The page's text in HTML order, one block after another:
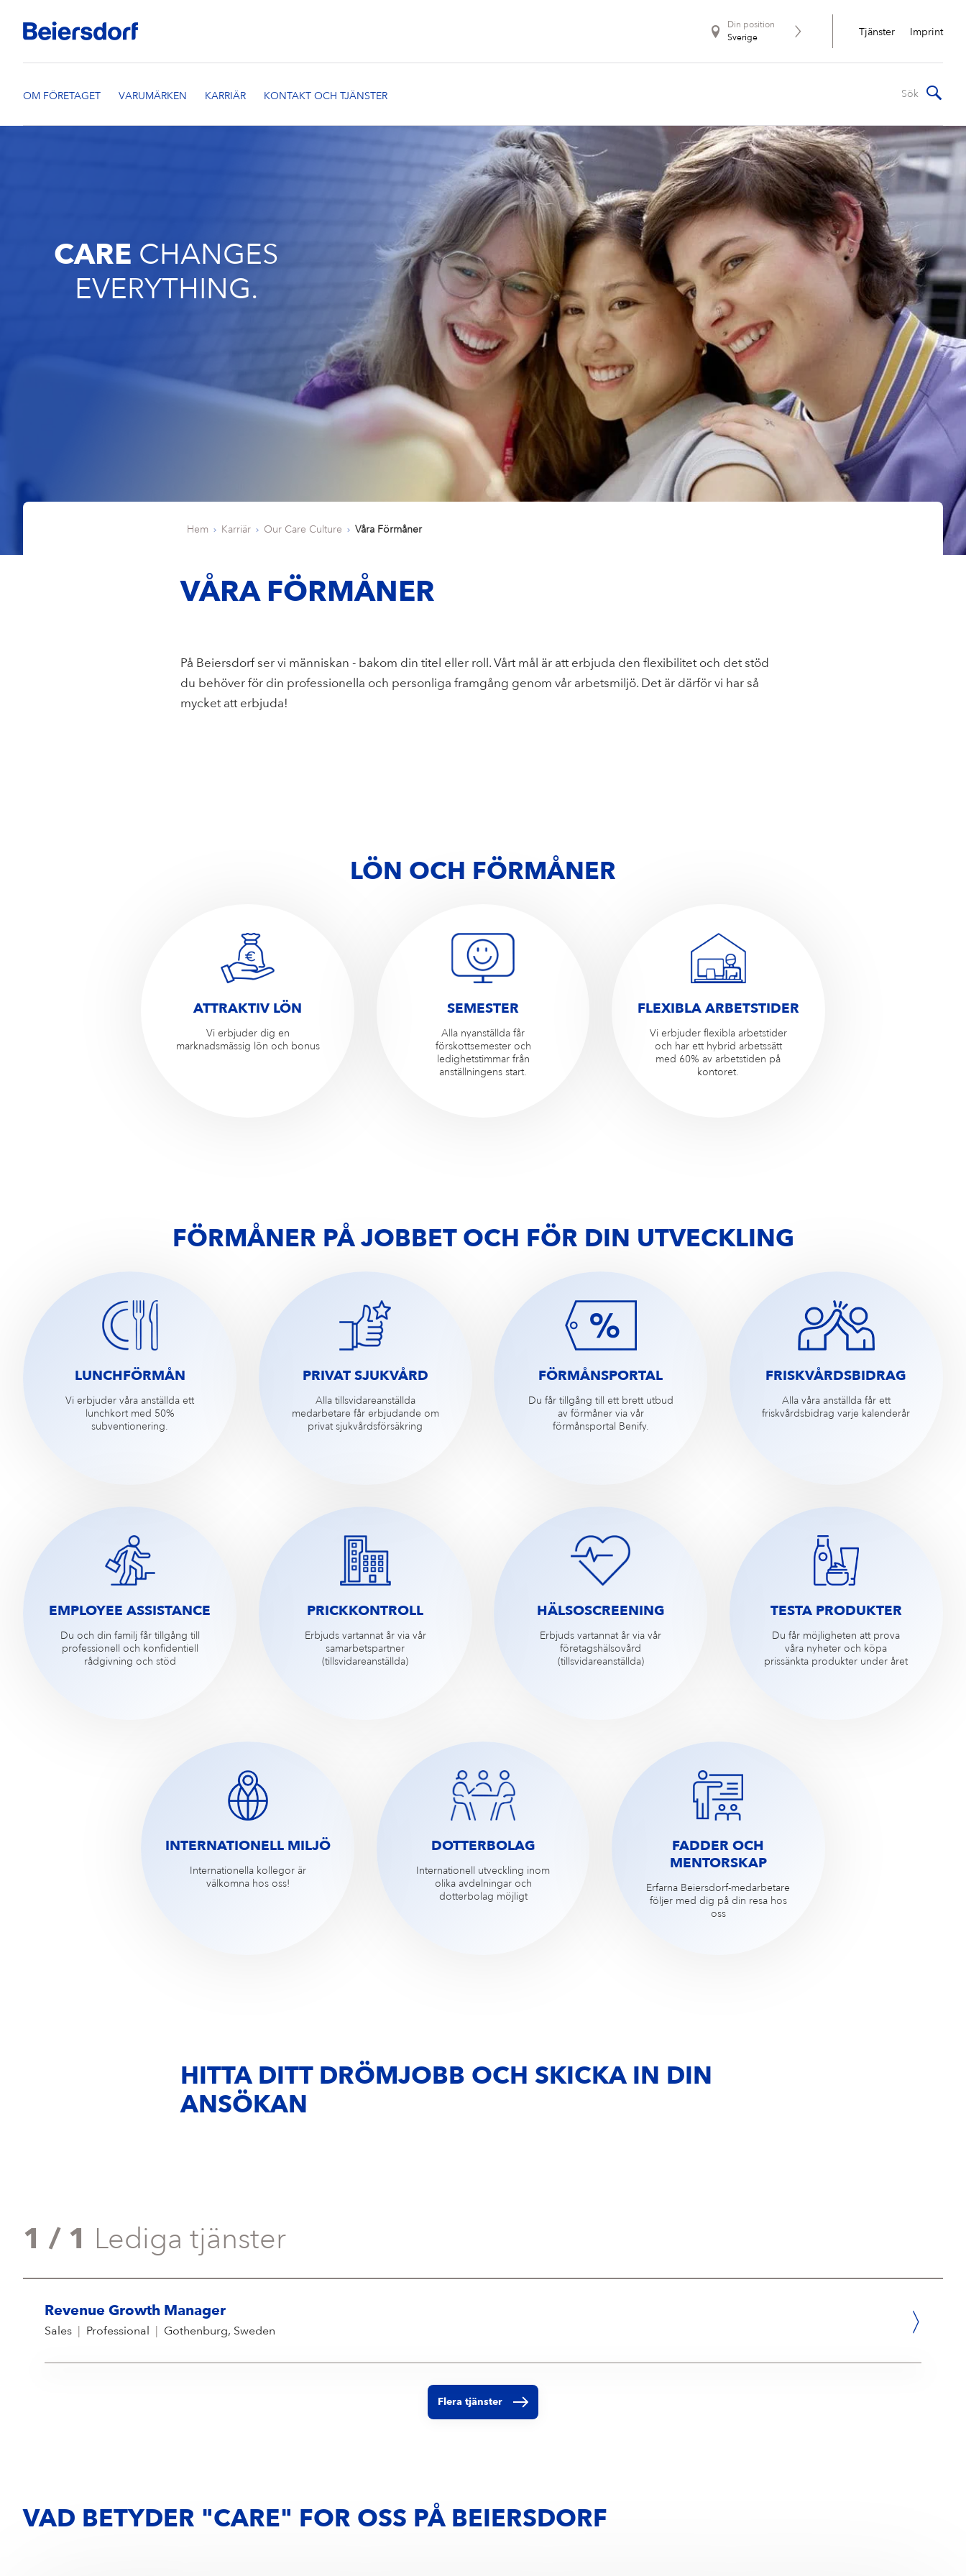
Din position
Sverige
Tjänster Imprint
CARE CHANGES
EVERYTHING.
Hem Karriär Our Care Culture Våra Förmåner
VÅRA FÖRMÅNER
På Beiersdorf ser vi människan - bakom din titel eller roll. Vårt mål är att erbjuda den flexibilitet och det stöd
du behöver för din professionella och personliga framgång genom vår arbetsmiljö. Det är därför vi har så
mycket att erbjuda!
LÖN OCH FÖRMÅNER
ATTRAKTIV LÖN
Vi erbjuder dig en
marknadsmässig lön och bonus
SEMESTER
Alla nyanställda får
förskottsemester och
ledighetstimmar från
anställningens start.
FLEXIBLA ARBETSTIDER
Vi erbjuder flexibla arbetstider
och har ett hybrid arbetssätt
med 60% av arbetstiden på
kontoret.
FÖRMÅNER PÅ JOBBET OCH FÖR DIN UTVECKLING
LUNCHFÖRMÅN
Vi erbjuder våra anställda ett
lunchkort med 50%
subventionering.
PRIVAT SJUKVÅRD
Alla tillsvidareanställda
medarbetare får erbjudande om
privat sjukvårdsförsäkring
FÖRMÅNSPORTAL
Du får tillgång till ett brett utbud
av förmåner via vår
förmånsportal Benify.
FRISKVÅRDSBIDRAG
Alla våra anställda får ett
friskvårdsbidrag varje kalenderår
EMPLOYEE ASSISTANCE
Du och din familj får tillgång till
professionell och konfidentiell
rådgivning och stöd
PRICKKONTROLL
Erbjuds vartannat år via vår
samarbetspartner
(tillsvidareanställda)
HÄLSOSCREENING
Erbjuds vartannat år via vår
företagshälsovård
(tillsvidareanställda)
TESTA PRODUKTER
Du får möjligheten att prova
våra nyheter och köpa
prissänkta produkter under året
INTERNATIONELL MILJÖ
Internationella kollegor är
välkomna hos oss!
DOTTERBOLAG
Internationell utveckling inom
olika avdelningar och
dotterbolag möjligt
FADDER OCH
MENTORSKAP
Erfarna Beiersdorf-medarbetare
följer med dig på din resa hos
oss
HITTA DITT DRÖMJOBB OCH SKICKA IN DIN
ANSÖKAN
1 / 1 Lediga tjänster
Revenue Growth Manager
Sales Professional Gothenburg, Sweden
Flera tjänster
VAD BETYDER "CARE" FOR OSS PÅ BEIERSDORF